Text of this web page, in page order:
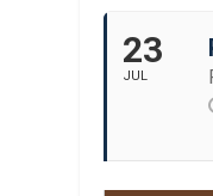
23
JUL